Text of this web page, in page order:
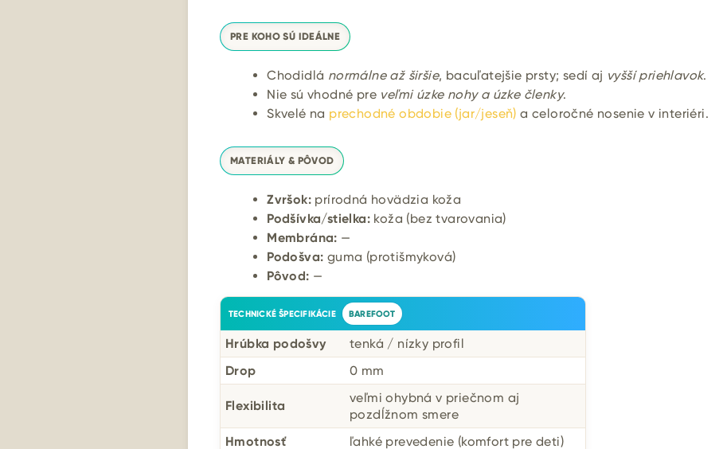
PRE KOHO SÚ IDEÁLNE
Chodidlá normálne až širšie, bacuľatejšie prsty; sedí aj vyšší priehlavok.
Nie sú vhodné pre veľmi úzke nohy a úzke členky.
Skvelé na prechodné obdobie (jar/jeseň) a celoročné nosenie v interiéri.
MATERIÁLY & PÔVOD
Zvršok: prírodná hovädzia koža
Podšívka/stielka: koža (bez tvarovania)
Membrána: —
Podošva: guma (protišmyková)
Pôvod: —
TECHNICKÉ ŠPECIFIKÁCIE BAREFOOT
Hrúbka podošvy
tenká / nízky profil
Drop
0 mm
Flexibilita
veľmi ohybná v priečnom aj
pozdĺžnom smere
Hmotnosť
ľahké prevedenie (komfort pre deti)